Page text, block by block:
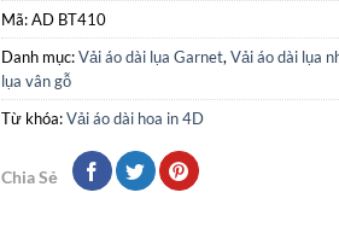
Mã:AD BT410
Danh mục:Vải áo dài lụa Garnet, Vải áo dài lụa
lụa vân gỗ
Từ khóa:Vải áo dài hoa in 4D
Chia Sẻ